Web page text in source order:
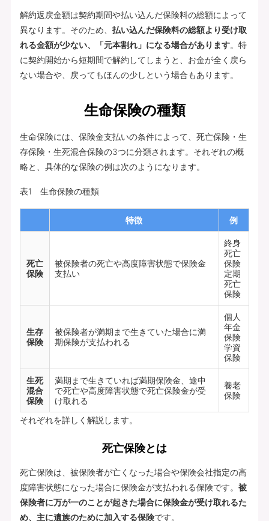
解約返戻金額は契約期間や払い込んだ保険料の総額によって
異なります。そのため、 払い込んだ保険料の総額より受け取
れる金額が少ない、「元本割れ」になる場合があります。特
に契約開始から短期間で解約してしまうと、お金が全く戻ら
ない場合や、戻ってもほんの少しという場合もあります。
生命保険の種類
生命保険には、保険金支払いの条件によって、死亡保険・生
存保険・生死混合保険の3つに分類されます。それぞれの概
略と、具体的な保険の例は次のようになります。
表1 生命保険の種類
特徴 例
死亡
保険
被保険者の死亡や高度障害状態で保険金
支払い
終身
死亡
保険
定期
死亡
保険
生存
保険
被保険者が満期まで生きていた場合に満
期保険が支払われる
個人
年金
保険
学資
保険
生死
混合
保険
満期まで生きていれば満期保険金、途中
で死亡や高度障害状態で死亡保険金が受
け取れる
養老
保険
それぞれを詳しく解説します。
死亡保険とは
死亡保険は、被保険者が亡くなった場合や保険会社指定の高
度障害状態になった場合に保険金が支払われる保険です。 被
保険者に万が一のことが起きた場合に保険金が受け取れるた
め、主に遺族のために加入する保険です。